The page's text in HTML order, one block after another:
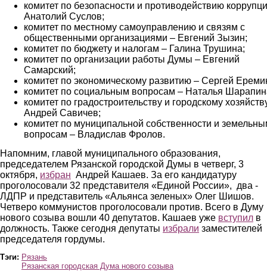
комитет по безопасности и противодействию
Анатолий Суслов;
комитет по местному самоуправлению и связям с
общественными организациями – Евгений Зызин;
комитет по бюджету и налогам – Галина Трушина;
комитет по организации работы Думы – Евгений
Самарский;
комитет по экономическому развитию – Сергей
комитет по социальным вопросам – Наталья
комитет по градостроительству и городскому
Андрей Савичев;
комитет по муниципальной собственности и
вопросам – Владислав Фролов.
Напомним, главой муниципального образования,
председателем Рязанской городской Думы в четверг, 3
октября, избран Андрей Кашаев. За его кандидатуру
проголосовали 32 представителя «Единой России», два -
ЛДПР и представитель «Альянса зеленых» Олег Шишов.
Четверо коммунистов проголосовали против. Всего в Думу
нового созыва вошли 40 депутатов. Кашаев уже вступил в
должность. Также сегодня депутаты избрали заместителей
председателя гордумы.
Тэги: Рязань
Рязанская городская Дума нового созыва